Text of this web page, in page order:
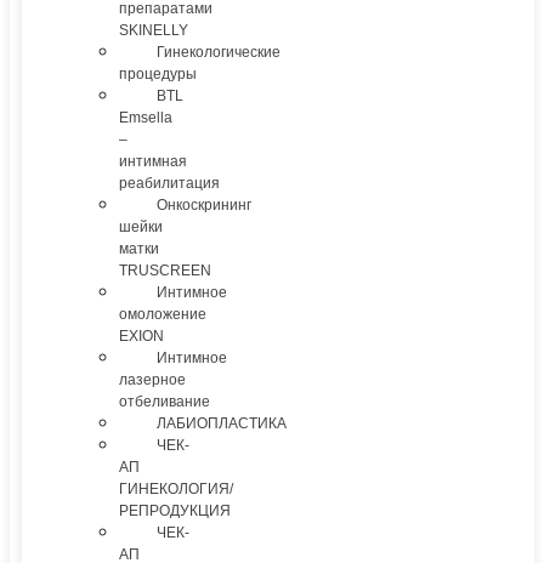
препаратами
SKINELLY
Гинекологические
процедуры
BTL
Emsella
–
интимная
реабилитация
Онкоскрининг
шейки
матки
TRUSCREEN
Интимное
омоложение
EXION
Интимное
лазерное
отбеливание
ЛАБИОПЛАСТИКА
ЧЕК-
АП
ГИНЕКОЛОГИЯ/
РЕПРОДУКЦИЯ
ЧЕК-
АП